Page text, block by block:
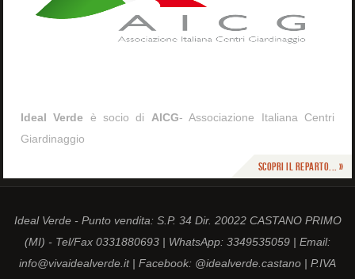
Ideal Verde è socio di AICG- Associazione Italiana Centri
Giardinaggio
Scopri il reparto... »
Ideal Verde - Punto vendita: S.P. 34 Dir. 20022 CASTANO PRIMO
(MI) - Tel/Fax 0331880693 | WhatsApp: 3349535059 | Email:
info@vivaidealverde.it | Facebook: @idealverde.castano | P.IVA